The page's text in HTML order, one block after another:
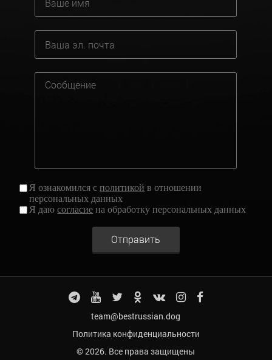
Я ознакомился сполитикой в отношении
персональных данных
Я даюсогласие на обработку персональных данных
Отправить
team@bestrussian.dog
Политика конфиденциальности
© 2026. Все права защищены